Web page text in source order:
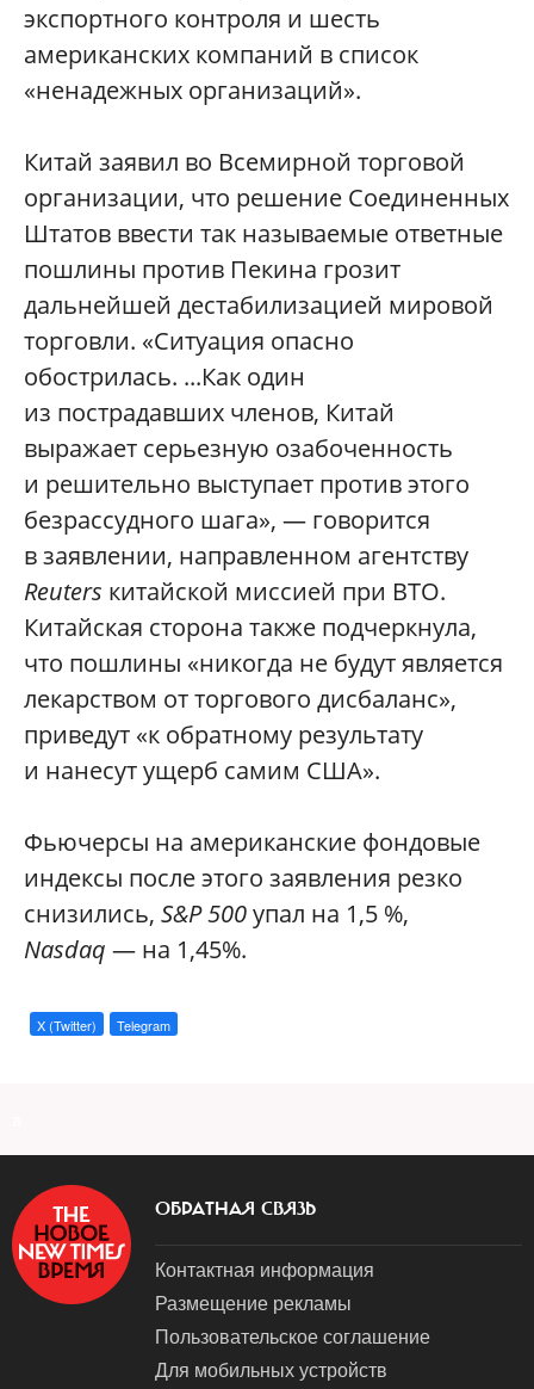
экспортного контроля и шесть
американских компаний в список
«ненадежных организаций».
Китай заявил во Всемирной торговой
организации, что решение Соединенных
Штатов ввести так называемые ответные
пошлины против Пекина грозит
дальнейшей дестабилизацией мировой
торговли. «Ситуация опасно
обострилась. ...Как один
из пострадавших членов, Китай
выражает серьезную озабоченность
и решительно выступает против этого
безрассудного шага», — говорится
в заявлении, направленном агентству
Reuters китайской миссией при ВТО.
Китайская сторона также подчеркнула,
что пошлины «никогда не будут является
лекарством от торгового дисбаланс»,
приведут «к обратному результату
и нанесут ущерб самим США».
Фьючерсы на американские фондовые
индексы после этого заявления резко
снизились, S&P 500упал на 1,5 %,
Nasdaq — на 1,45%.
X (Twitter) Telegram
ОБРАТНАЯ СВЯЗЬ
Контактная информация
Размещение рекламы
Пользовательское соглашение
Для мобильных устройств